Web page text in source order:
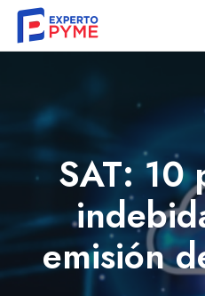
SAT: 10
emisión